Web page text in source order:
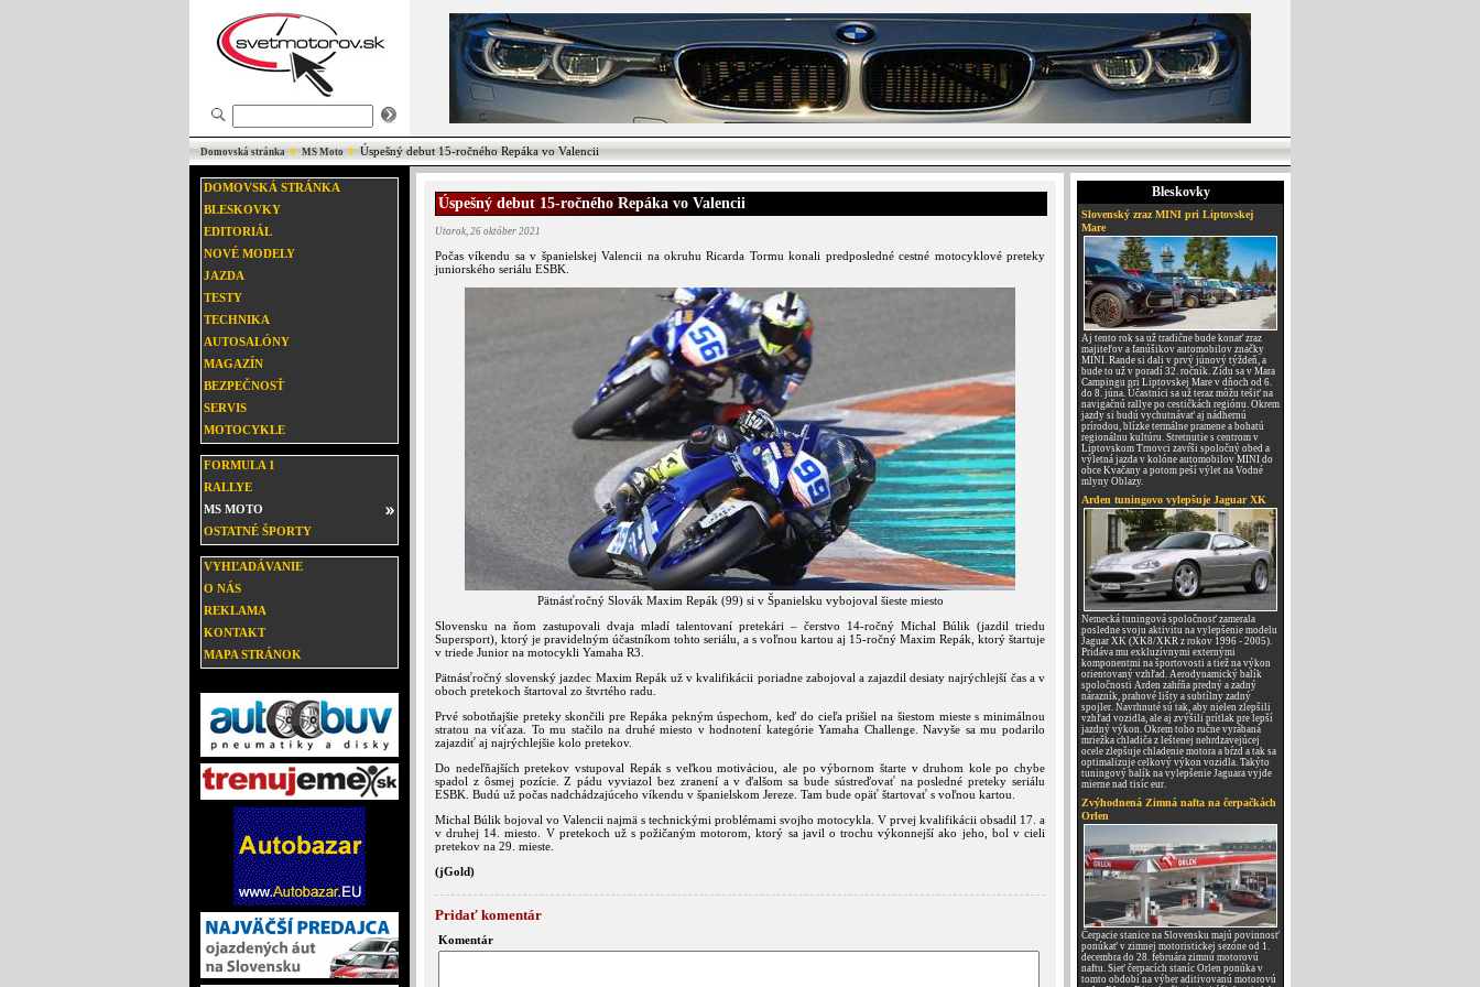
Domovská stránka MS Moto Úspešný debut 15-ročného Repáka vo Valencii
DOMOVSKÁ STRÁNKA
BLESKOVKY
EDITORIÁL
NOVÉ MODELY
JAZDA
TESTY
TECHNIKA
AUTOSALÓNY
MAGAZÍN
BEZPEČNOSŤ
SERVIS
MOTOCYKLE
FORMULA 1
RALLYE
MS MOTO
OSTATNÉ ŠPORTY
VYHĽADÁVANIE
O NÁS
REKLAMA
KONTAKT
MAPA STRÁNOK
Úspešný debut 15-ročného Repáka vo Valencii
Utorok, 26 október 2021
Počas víkendu sa v španielskej Valencii na okruhu Ricarda Tormu konali predposledné cestné motocyklové preteky
juniorského seriálu ESBK.
Pätnásťročný Slovák Maxim Repák (99) si v Španielsku vybojoval šieste miesto
Slovensku na ňom zastupovali dvaja mladí talentovaní pretekári – čerstvo 14-ročný Michal Búlik (jazdil triedu
Supersport), ktorý je pravidelným účastníkom tohto seriálu, a s voľnou kartou aj 15-ročný Maxim Repák, ktorý štartuje
v triede Junior na motocykli Yamaha R3.
Pätnásťročný slovenský jazdec Maxim Repák už v kvalifikácii poriadne zabojoval a zajazdil desiaty najrýchlejší čas a v
oboch pretekoch štartoval zo štvrtého radu.
Prvé sobotňajšie preteky skončili pre Repáka pekným úspechom, keď do cieľa prišiel na šiestom mieste s minimálnou
stratou na víťaza. To mu stačilo na druhé miesto v hodnotení kategórie Yamaha Challenge. Navyše sa mu podarilo
zajazdiť aj najrýchlejšie kolo pretekov.
Do nedeľňajších pretekov vstupoval Repák s veľkou motiváciou, ale po výbornom štarte v druhom kole po chybe
spadol z ôsmej pozície. Z pádu vyviazol bez zranení a v ďalšom sa bude sústreďovať na posledné preteky seriálu
ESBK. Budú už počas nadchádzajúceho víkendu v španielskom Jereze. Tam bude opäť štartovať s voľnou kartou.
Michal Búlik bojoval vo Valencii najmä s technickými problémami svojho motocykla. V prvej kvalifikácii obsadil 17. a
v druhej 14. miesto. V pretekoch už s požičaným motorom, ktorý sa javil o trochu výkonnejší ako jeho, bol v cieli
pretekov na 29. mieste.
(jGold)
Pridať komentár
Komentár
Bleskovky
Slovenský zraz MINI pri Liptovskej
Mare
Aj tento rok sa už tradične bude konať zraz
majiteľov a fanúšikov automobilov značky
MINI. Rande si dali v prvý júnový týždeň, a
bude to už v poradí 32. ročník. Zídu sa v Mara
Campingu pri Liptovskej Mare v dňoch od 6.
do 8. júna. Účastníci sa už teraz môžu tešiť na
navigačnú rallye po cestičkách regiónu. Okrem
jazdy si budú vychutnávať aj nádhernú
prírodou, blízke termálne pramene a bohatú
regionálnu kultúru. Stretnutie s centrom v
Liptovskom Trnovci zavŕši spoločný obed a
výletná jazda v kolóne automobilov MINI do
obce Kvačany a potom peší výlet na Vodné
mlyny Oblazy.
Arden tuningovo vylepšuje Jaguar XK
Nemecká tuningová spoločnosť zamerala
posledne svoju aktivitu na vylepšenie modelu
Jaguar XK (XK8/XKR z rokov 1996 - 2005).
Pridáva mu exkluzívnymi externými
komponentmi na športovosti a tiež na výkon
orientovaný vzhľad. Aerodynamický balík
spoločnosti Arden zahŕňa predný a zadný
nárazník, prahové lišty a subtílny zadný
spojler. Navrhnuté sú tak, aby nielen zlepšili
vzhľad vozidla, ale aj zvýšili prítlak pre lepší
jazdný výkon. Okrem toho ručne vyrábaná
mriežka chladiča z leštenej nehrdzavejúcej
ocele zlepšuje chladenie motora a bŕzd a tak sa
optimalizuje celkový výkon vozidla. Takýto
tuningový balík na vylepšenie Jaguara vyjde
mierne nad tisíc eur.
Zvýhodnená Zimná nafta na čerpačkách
Orlen
Čerpacie stanice na Slovensku majú povinnosť
ponúkať v zimnej motoristickej sezóne od 1.
decembra do 28. februára zimnú motorovú
naftu. Sieť čerpacích staníc Orlen ponúka v
tomto období na výber aditivovanú motorovú